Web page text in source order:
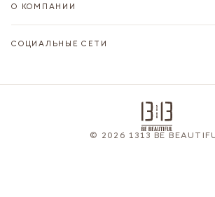
О КОМПАНИИ
СОЦИАЛЬНЫЕ СЕТИ
© 2026 1313 BE